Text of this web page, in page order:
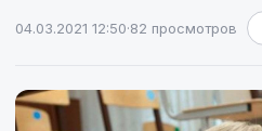
04.03.2021 12:50·82 просмотров